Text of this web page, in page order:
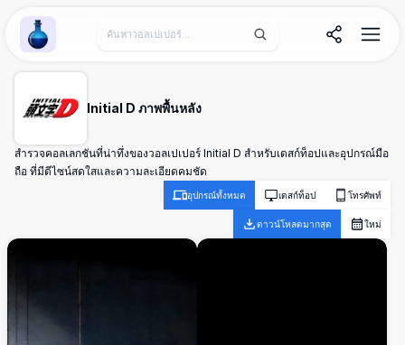
Wallpaper Alchemy
Initial D ภาพพื้นหลัง
สำรวจคอลเลกชันที่น่าทึ่งของวอลเปเปอร์ Initial D สำหรับเดสก์ท็อปและอุปกรณ์มือ
ถือ ที่มีดีไซน์สดใสและความละเอียดคมชัด
อุปกรณ์ทั้งหมด เดสก์ท็อป โทรศัพท์
ดาวน์โหลดมากสุด ใหม่